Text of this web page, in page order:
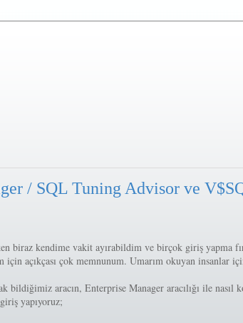
/ SQL Tuning Advisor ve
biraz kendime vakit ayırabildim ve birçok giriş yapma
açıkçası çok memnunum. Umarım okuyan insanlar
aracın, Enterprise Manager aracılığı ile nasıl
yapıyoruz;